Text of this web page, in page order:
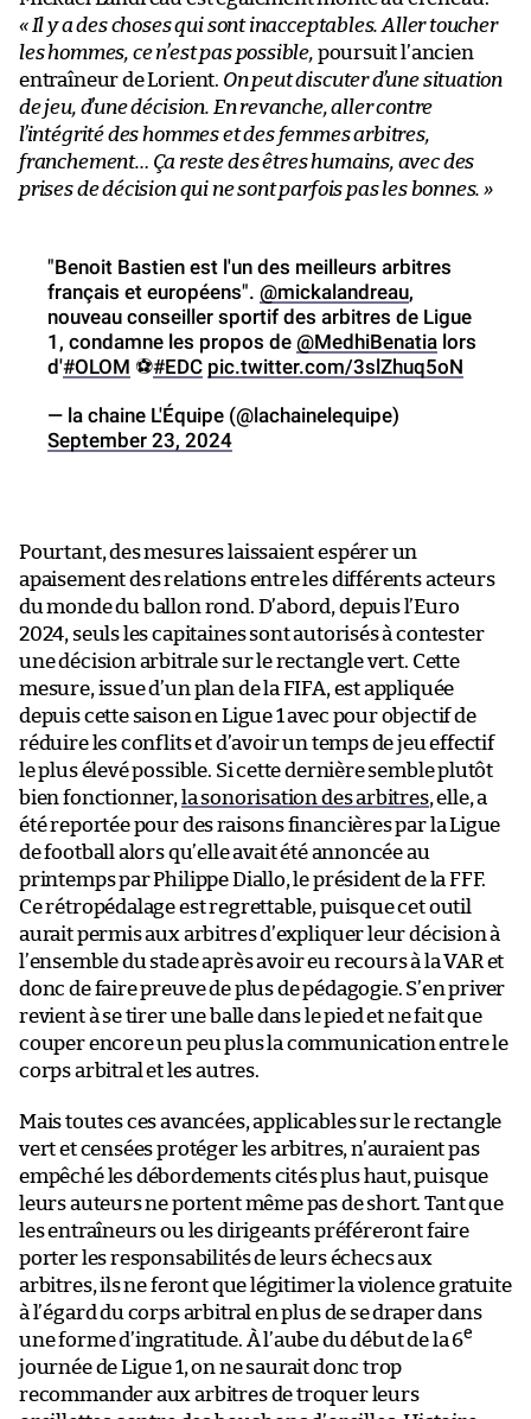
« Il y a des choses qui sont inacceptables. Aller toucher
les hommes, ce n’est pas possible, poursuit l’ancien
entraîneur de Lorient. On peut discuter d’une situation
de jeu, d’une décision. En revanche, aller contre
l’intégrité des hommes et des femmes arbitres,
franchement… Ça reste des êtres humains, avec des
prises de décision qui ne sont parfois pas les bonnes. »
"Benoit Bastien est l'un des meilleurs arbitres
français et européens". @mickalandreau,
nouveau conseiller sportif des arbitres de Ligue
1, condamne les propos de @MedhiBenatia lors
d'#OLOM ⚽️#EDC pic.twitter.com/3slZhuq5oN
— la chaine L'Équipe (@lachainelequipe)
September 23, 2024
Pourtant, des mesures laissaient espérer un
apaisement des relations entre les différents acteurs
du monde du ballon rond. D’abord, depuis l’Euro
2024, seuls les capitaines sont autorisés à contester
une décision arbitrale sur le rectangle vert. Cette
mesure, issue d’un plan de la FIFA, est appliquée
depuis cette saison en Ligue 1 avec pour objectif de
réduire les conflits et d’avoir un temps de jeu effectif
le plus élevé possible. Si cette dernière semble plutôt
bien fonctionner, la sonorisation des arbitres, elle, a
été reportée pour des raisons financières par la Ligue
de football alors qu’elle avait été annoncée au
printemps par Philippe Diallo, le président de la FFF.
Ce rétropédalage est regrettable, puisque cet outil
aurait permis aux arbitres d’expliquer leur décision à
l’ensemble du stade après avoir eu recours à la VAR et
donc de faire preuve de plus de pédagogie. S’en priver
revient à se tirer une balle dans le pied et ne fait que
couper encore un peu plus la communication entre le
corps arbitral et les autres.
Mais toutes ces avancées, applicables sur le rectangle
vert et censées protéger les arbitres, n’auraient pas
empêché les débordements cités plus haut, puisque
leurs auteurs ne portent même pas de short. Tant que
les entraîneurs ou les dirigeants préféreront faire
porter les responsabilités de leurs échecs aux
arbitres, ils ne feront que légitimer la violence gratuite
à l’égard du corps arbitral en plus de se draper dans
une forme d’ingratitude. À l’aube du début de la 6e
journée de Ligue 1, on ne saurait donc trop
recommander aux arbitres de troquer leurs